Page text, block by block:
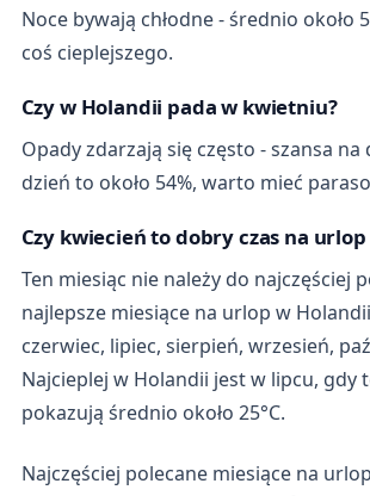
Noce bywają chłodne - średnio około
coś cieplejszego.
Czy w Holandii pada w kwietniu?
Opady zdarzają się często - szansa na
dzień to około 54%, warto mieć
Czy kwiecień to dobry czas na
Ten miesiąc nie należy do najczęściej
najlepsze miesiące na urlop w
czerwiec, lipiec, sierpień, wrzesień,
Najcieplej w Holandii jest w lipcu, gdy
pokazują średnio około 25°C.
Najczęściej polecane miesiące na